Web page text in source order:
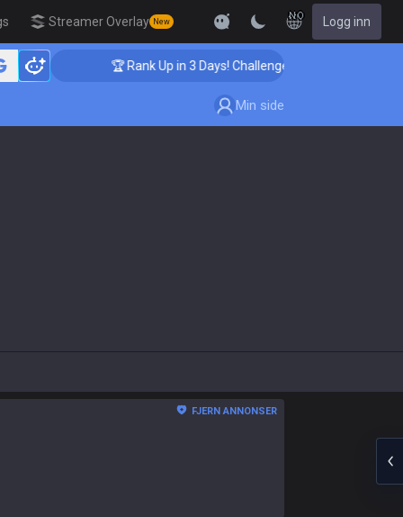
Streamer Overlay New
NO Logg inn
🏆 Rank Up in 3 Days! Challenger Coaching
Min side
FJERN ANNONSER